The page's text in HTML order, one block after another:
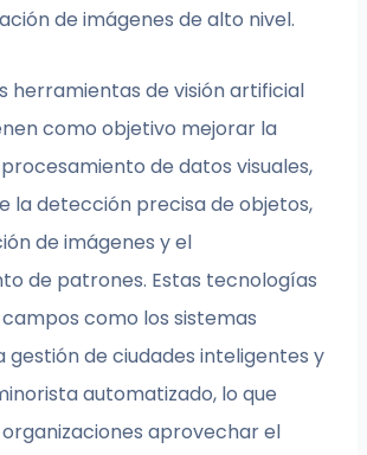
de imágenes de alto nivel.
herramientas de visión artificial
como objetivo mejorar la
de datos visuales,
la detección precisa de objetos,
de imágenes y el
de patrones. Estas tecnologías
como los sistemas
gestión de ciudades inteligentes y
automatizado, lo que
aprovechar el